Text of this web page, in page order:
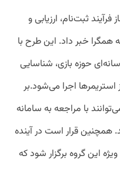
فرآیند ثبت‌نام، ارزیابی و
خبر داد. این طرح با
حوزه بازی، شناسایی
اجرا می‌شود.بر
با مراجعه به سامانه
همچنین قرار است در آینده
این گروه برگزار شود که